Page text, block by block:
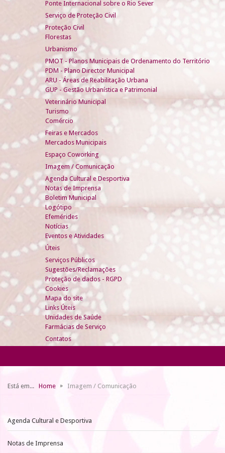
Ponte Internacional sobre o Rio Sever
Serviço de Proteção Civil
Proteção Civil
Florestas
Urbanismo
PMOT - Planos Municipais de Ordenamento do Território
PDM - Plano Director Municipal
ARU - Áreas de Reabilitação Urbana
GUP - Gestão Urbanística e Patrimonial
Veterinário Municipal
Turismo
Comércio
Feiras e Mercados
Mercados Municipais
Espaço Coworking
Imagem / Comunicação
Agenda Cultural e Desportiva
Notas de Imprensa
Boletim Municipal
Logótipo
Efemérides
Notícias
Eventos e Atividades
Úteis
Serviços Públicos
Sugestões/Reclamações
Proteção de dados - RGPD
Cookies
Mapa do site
Links Úteis
Unidades de Saúde
Farmácias de Serviço
Contatos
Está em... Home Imagem / Comunicação
Agenda Cultural e Desportiva
Notas de Imprensa